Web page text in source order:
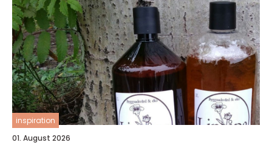
inspiration
01. August 2026